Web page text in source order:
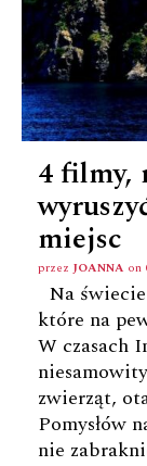
4 filmy,
miejsc
przez JOANNA on
Na
które na
W czasach
zwierząt,
Pomysłów
nie